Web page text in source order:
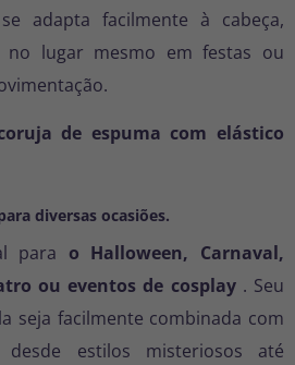
adapta facilmente à cabeça,
no lugar mesmo em festas ou
de espuma com elástico
diversas ocasiões.
para o Halloween, Carnaval,
ou eventos de cosplay. Seu
seja facilmente combinada com
desde estilos misteriosos até